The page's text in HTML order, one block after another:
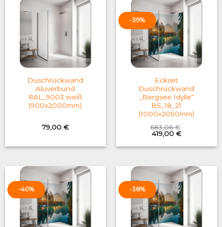
Duschrückwand
Aluverbund
RAL_9003 weiß
(900x2000mm)
79,00 €
-39%
Eckset
Duschrückwand
„Bergsee Idylle“
BS_18_21
(1000x2050mm)
683,06€
Original
price
was:
419,00 €Current
is:
-40% -38%